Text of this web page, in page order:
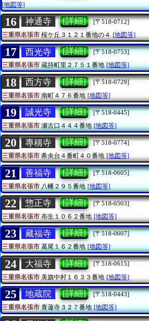
[地図等]
16 神通寺 [詳細]
[〒518-0712]
三重県名張市 桜ケ丘３１２１番地の４ [地図等]
17 西光寺 [詳細]
[〒518-0753]
三重県名張市蔵持町里２７５１番地 [地図等]
18 西方寺 [詳細]
[〒518-0729]
三重県名張市 南町４７６番地 [地図等]
19 誠光寺 [詳細]
[〒518-0445]
三重県名張市瀬古口４４４番地 [地図等]
20 專稱寺 [詳細]
[〒518-0774]
三重県名張市希央台４番町４０番地 [地図等]
21 善福寺 [詳細]
[〒518-0605]
三重県名張市八幡２９５番地 [地図等]
22 惣正寺 [詳細]
[〒518-0503]
三重県名張市 布生１０６２番地 [地図等]
23 藏福寺 [詳細]
[〒518-0607]
三重県名張市葛尾１６２番地 [地図等]
24 大福寺 [詳細]
[〒518-0615]
三重県名張市 美旗中村１６３３番地 [地図等]
25 地蔵院 [詳細]
[〒518-0443]
三重県名張市青蓮寺３２７番地 [地図等]